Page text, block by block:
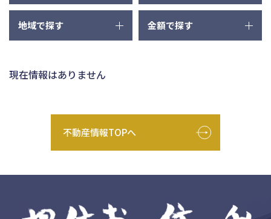
地域で探す 金額で探す
現在情報はありません
不動産情報TOPへ